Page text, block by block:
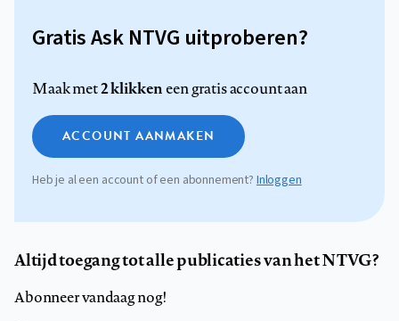
Gratis Ask NTVG uitproberen?
Maak met2 klikkeneen gratis account aan
ACCOUNT AANMAKEN
Heb je al een account of een abonnement? Inloggen
Altijd toegang tot alle publicaties van het NTVG?
Abonneer vandaag nog!